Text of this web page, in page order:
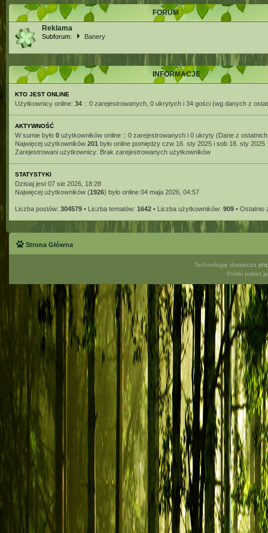
FORUM
Reklama
Subforum: Banery
INFORMACJE
KTO JEST ONLINE
Użytkownicy online: 34 :: 0 zarejestrowanych, 0 ukrytych i 34 gości (wg danych z
AKTYWNOŚĆ
W sumie było 0 użytkowników online :: 0 zarejestrowanych i 0 ukryty (Dane z
Najwięcej użytkowników 201 było online pomiędzy czw 16. sty 2025 i sob 18. sty 2025
Zarejestrowani użytkownicy: Brak zarejestrowanych użytkowników
STATYSTYKI
Dzisiaj jest 07 sie 2026, 18:28
Najwięcej użytkowników (1926) było online 04 maja 2026, 04:57
Liczba postów: 304579 • Liczba tematów: 1642 • Liczba użytkowników: 909 • Ostatnio
Strona Główna
Technologię dostarcza
Polski pakiet